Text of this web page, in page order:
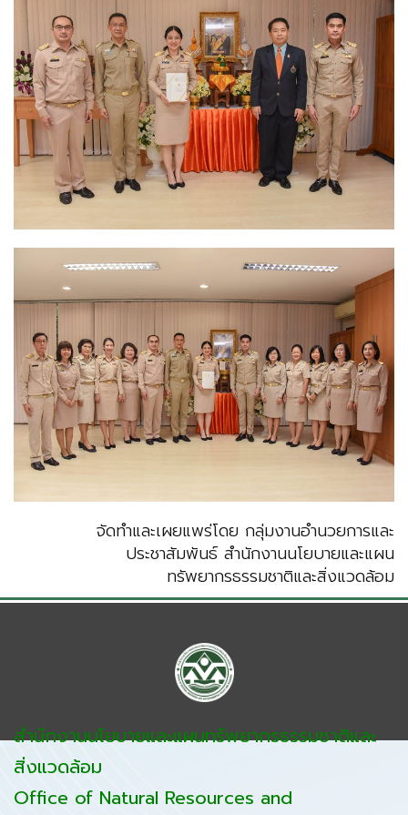
จัดทำและเผยแพร่โดย กลุ่มงานอำนวยการและ
ประชาสัมพันธ์ สำนักงานนโยบายและแผน
ทรัพยากรธรรมชาติและสิ่งแวดล้อม
สำนักงานนโยบายและแผนทรัพยากรธรรมชาติและ
สิ่งแวดล้อม
Office of Natural Resources and